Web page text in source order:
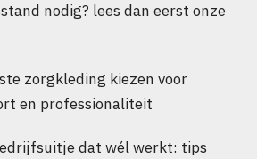
nodig? lees dan eerst onze
zorgkleding kiezen voor
en professionaliteit
dat wél werkt: tips